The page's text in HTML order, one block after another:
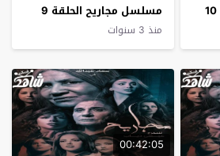
مسلسل مجاريح الحلقة 9
منذ 3 سنوات
00:42:05